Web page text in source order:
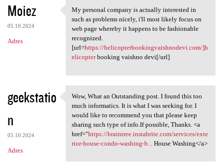
Moiez
05.10.2024
Adres
My personal company is
My personal company is actually interested in
such as problems nicely, i'll most likely focus on
web page whereby it happens to be fashionable
recognized.
[url=https://helicopterbookingvaishnodevi.com/]h
elicopterbooking vaishno devi[/url]
geekstatio
n
05.10.2024
Adres
Wow, What an Outstanding post
Wow, What an Outstanding post. I found this too
much informatics. It is what I was seeking for. I
would like to recommend you that please keep
sharing such type of info.If possible, Thanks. <a
href="https://braintree.instabrite.com/services/exte
rior-house-condo-washing-b...
House Washing</a>